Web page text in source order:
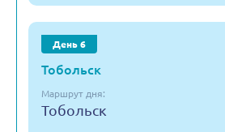
День 6
Тобольск
Маршрут дня:
Тобольск